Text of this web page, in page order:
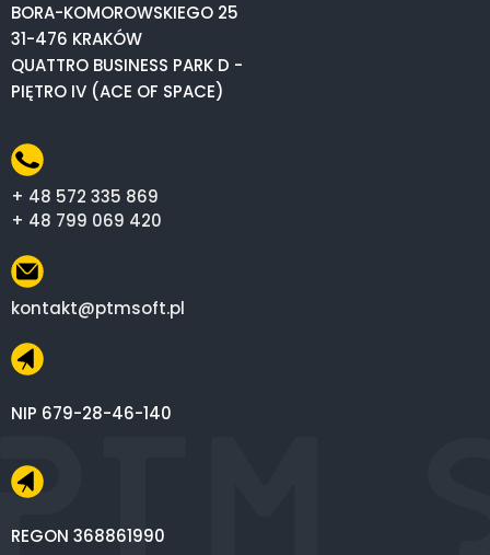
BORA-KOMOROWSKIEGO 25
31-476 KRAKÓW
QUATTRO BUSINESS PARK D -
PIĘTRO IV (ACE OF SPACE)
+ 48 572 335 869
+ 48 799 069 420
kontakt@ptmsoft.pl
NIP 679-28-46-140
REGON 368861990